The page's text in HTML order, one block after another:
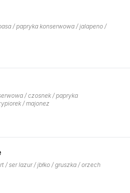
/ papryka konserwowa / jalapeno /
/ czosnek / papryka
/ majonez
/ ser lazur / jbłko / gruszka / orzech